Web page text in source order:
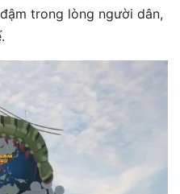
trong lòng người dân,